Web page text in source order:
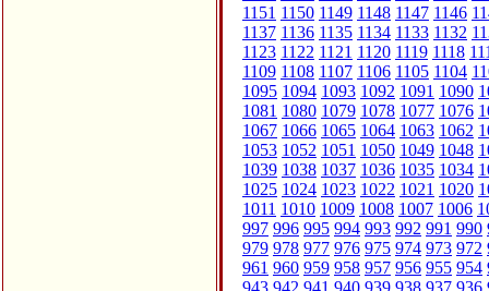
1151 1150 1149 1148 1147 1146
1137 1136 1135 1134 1133 1132
1123 1122 1121 1120 1119 1118
1109 1108 1107 1106 1105 1104
1095 1094 1093 1092 1091 1090
1081 1080 1079 1078 1077 1076
1067 1066 1065 1064 1063 1062
1053 1052 1051 1050 1049 1048
1039 1038 1037 1036 1035 1034
1025 1024 1023 1022 1021 1020
1011 1010 1009 1008 1007 1006
997 996 995 994 993 992 991 990
979 978 977 976 975 974 973 972
961 960 959 958 957 956 955 954